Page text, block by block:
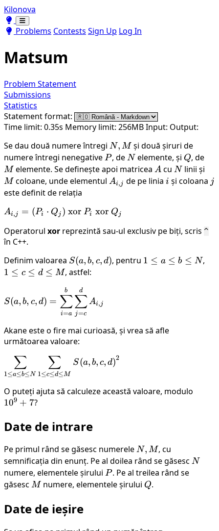
Kilonova
Toggle theme
Toggle theme
Problems Contests Sign Up Log In
Matsum
Problem Statement
Submissions
Statistics
Statement format:
Time limit: 0.35s Memory limit: 256MBInput: Output:
Se dau două numere întregi N,
M
N, M și două șiruri de
numere întregi nenegativeP
P, deN
Nelemente, și Q
Q, deM
M elemente. Se definește apoi matriceaA
A cuN
N linii și
M coloane, unde elementulA_{i,j}
Ai,j de pe liniai
i și coloana j
j
este definit de relația
\displaystyle
(P_i \cdot
Q_j) \text{
xor } P_i
\text{ xor }
Q_j
Ai,j = (Pi ⋅ Qj ) xorPi xor Qj
Operatorul xor reprezintă sau-ul exclusiv pe biți, scris ^
în C++.
Definim valoarea S(a,
b,
d)
S(a, b, c, d), pentru 1
N
1 ≤ a ≤ b ≤ N,
1 ≤ c ≤ d ≤ M, astfel:
\displaystyle S(a,
b, c, d) =
\sum_{i=a}^{b}
\sum_{j=c}^{d}
A_{i,j}
S(a, b, c, d) =
i=a
∑
b
j=c
∑
d
Ai,j
Akane este o fire mai curioasă, și vrea să afle
următoarea valoare:
\displaystyle
\sum_{1 \le
N} \sum_{1
\le c \le d
b, c, d)}^2
1≤a≤b≤N
∑
1≤c≤d≤M
∑ S(a, b, c, d)2
O puteți ajuta să calculeze această valoare, modulo
109 + 7?
Date de intrare
Pe primul rând se găsesc numereleN,
M
N, M, cu
semnificația din enunț. Pe al doilea rând se găsesc N
N
numere, elementele șirului P
P. Pe al treilea rând se
găsesc M
M numere, elementele șirului Q
Q.
Date de ieșire